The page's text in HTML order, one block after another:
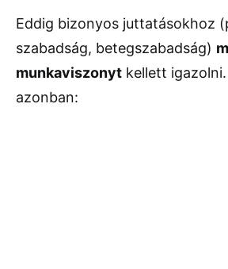
Eddig bizonyos juttatásokhoz
szabadság, betegszabadság)
munkaviszonyt kellett
azonban: